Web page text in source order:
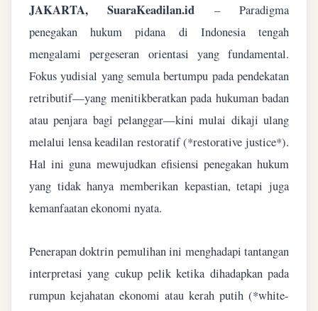
JAKARTA, SuaraKeadilan.id – Paradigma
penegakan hukum pidana di Indonesia tengah
mengalami pergeseran orientasi yang fundamental.
Fokus yudisial yang semula bertumpu pada pendekatan
retributif—yang menitikberatkan pada hukuman badan
atau penjara bagi pelanggar—kini mulai dikaji ulang
melalui lensa keadilan restoratif (*restorative justice*).
Hal ini guna mewujudkan efisiensi penegakan hukum
yang tidak hanya memberikan kepastian, tetapi juga
kemanfaatan ekonomi nyata.
Penerapan doktrin pemulihan ini menghadapi tantangan
interpretasi yang cukup pelik ketika dihadapkan pada
rumpun kejahatan ekonomi atau kerah putih (*white-